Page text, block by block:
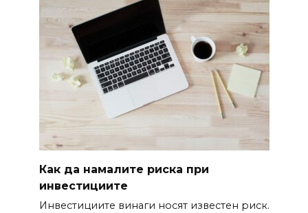
Как да намалите риска при
инвестициите
Инвестициите винаги носят известен риск.